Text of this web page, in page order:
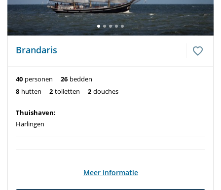
Brandaris
40 personen 26 bedden
8 hutten 2 toiletten 2 douches
Thuishaven:
Harlingen
Meer informatie